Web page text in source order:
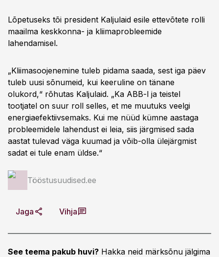
Lõpetuseks tõi president Kaljulaid esile ettevõtete rolli
maailma keskkonna- ja kliimaprobleemide
lahendamisel.
„Kliimasoojenemine tuleb pidama saada, sest iga päev
tuleb uusi sõnumeid, kui keeruline on tänane
olukord,“ rõhutas Kaljulaid. „Ka ABB-l ja teistel
tootjatel on suur roll selles, et me muutuks veelgi
energiaefektiivsemaks. Kui me nüüd kümne aastaga
probleemidele lahendust ei leia, siis järgmised sada
aastat tulevad väga kuumad ja võib-olla ülejärgmist
sadat ei tule enam üldse.“
Tööstusuudised.ee
Jaga Vihja
See teema pakub huvi? Hakka neid märksõnu jälgima